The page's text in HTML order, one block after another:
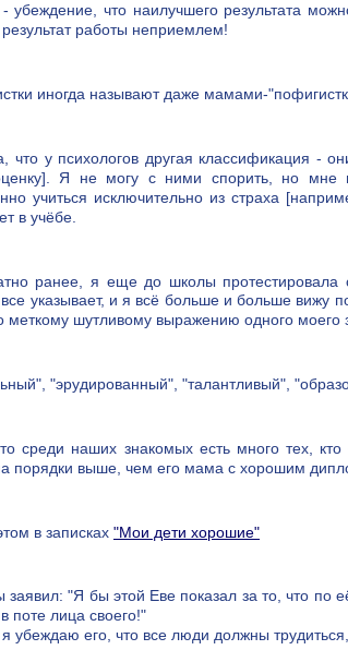
убеждение, что наилучшего результата
работы неприемлем!
иногда называют даже мамами-
что у психологов другая классификация -
Я не могу с ними спорить, но мне
учиться исключительно из страха
в учёбе.
ранее, я еще до школы
указывает, и я всё больше и больше вижу
меткому шутливому выражению одного моего
"эрудированный", "талантливый",
среди наших знакомых есть много тех, кто
порядки выше, чем его мама с хорошим
в записках "Мои дети хорошие"
"Я бы этой Еве показал за то, что по
поте лица своего!"
убеждаю его, что все люди должны